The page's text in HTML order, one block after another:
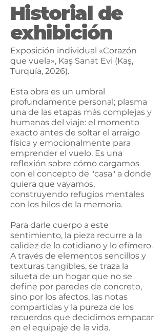
Historial de
exhibición
Exposición individual «Corazón
que vuela», Kaş Sanat Evi (Kaş,
Turquía, 2026).
Esta obra es un umbral
profundamente personal; plasma
una de las etapas más complejas y
humanas del viaje: el momento
exacto antes de soltar el arraigo
física y emocionalmente para
emprender el vuelo. Es una
reflexión sobre cómo cargamos
con el concepto de "casa" a donde
quiera que vayamos,
construyendo refugios mentales
con los hilos de la memoria.
Para darle cuerpo a este
sentimiento, la pieza recurre a la
calidez de lo cotidiano y lo efímero.
A través de elementos sencillos y
texturas tangibles, se traza la
silueta de un hogar que no se
define por paredes de concreto,
sino por los afectos, las notas
compartidas y la pureza de los
recuerdos que decidimos empacar
en el equipaje de la vida.